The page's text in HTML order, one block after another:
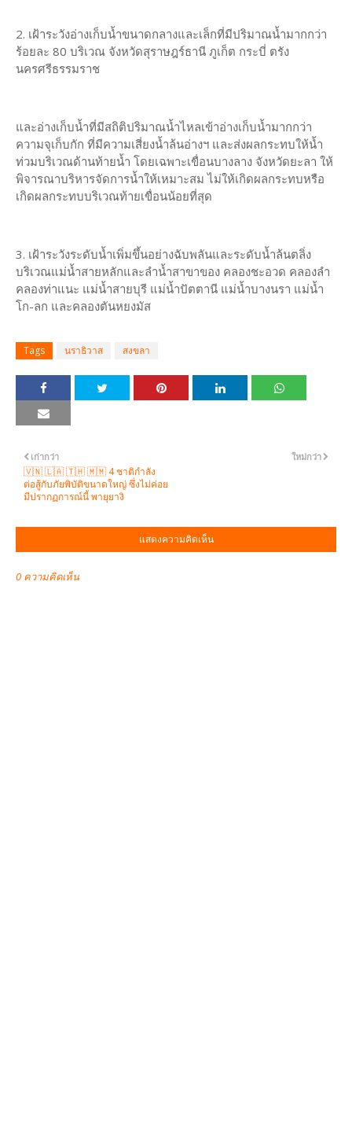
2. เฝ้าระวังอ่างเก็บน้ำขนาดกลางและเล็กที่มีปริมาณน้ำมากกว่า
ร้อยละ 80 บริเวณ จังหวัดสุราษฎร์ธานี ภูเก็ต กระบี่ ตรัง
นครศรีธรรมราช
และอ่างเก็บน้ำที่มีสถิติปริมาณน้ำไหลเข้าอ่างเก็บน้ำมากกว่า
ความจุเก็บกัก ที่มีความเสี่ยงน้ำล้นอ่างฯ และส่งผลกระทบให้น้ำ
ท่วมบริเวณด้านท้ายน้ำ โดยเฉพาะเขื่อนบางลาง จังหวัดยะลา ให้
พิจารณาบริหารจัดการน้ำให้เหมาะสม ไม่ให้เกิดผลกระทบหรือ
เกิดผลกระทบบริเวณท้ายเขื่อนน้อยที่สุด
3. เฝ้าระวังระดับน้ำเพิ่มขึ้นอย่างฉับพลันและระดับน้ำล้นตลิ่ง
บริเวณแม่น้ำสายหลักและลำน้ำสาขาของ คลองชะอวด คลองลำ
คลองท่าแนะ แม่น้ำสายบุรี แม่น้ำปัตตานี แม่น้ำบางนรา แม่น้ำ
โก-ลก และคลองตันหยงมัส
Tags นราธิวาส สงขลา
ใหม่กว่า
เก่ากว่า
🇻🇳 🇱🇦 🇹🇭 🇲🇲 4 ชาติกำลัง
ต่อสู้กับภัยพิบัติขนาดใหญ่ ซึ่งไม่ค่อย
มีปรากฏการณ์นี้ พายุยางิ
แสดงความคิดเห็น
0 ความคิดเห็น